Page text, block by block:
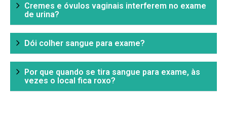
Cremes e óvulos vaginais interferem no exame
de urina?
Dói colher sangue para exame?
Por que quando se tira sangue para exame, às
vezes o local fica roxo?